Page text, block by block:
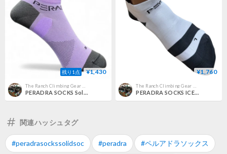
残り1点 ¥1,430 ¥1,760
PERADRA SOCKS ICE SOCKS Panda
関連ハッシュタグ
#peradrasockssolidsoc #peradra #ペルアドラソックス